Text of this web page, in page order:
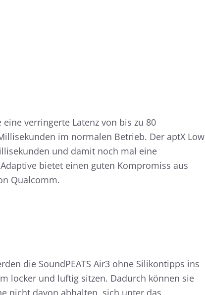
verringerte Latenz von bis zu 80
im normalen Betrieb. Der aptX Low
und damit noch mal eine
bietet einen guten Kompromiss aus
Qualcomm.
die SoundPEATS Air3 ohne Silikontipps ins
locker und luftig sitzen. Dadurch können sie
nicht davon abhalten, sich unter das